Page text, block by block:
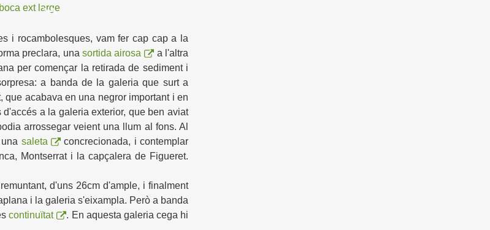
i rocambolesques, vam fer cap cap a la
preclara, una sortida airosa
a l'altra
per començar la retirada de sediment i
a banda de la galeria que surt a
que acabava en una negror important i en
a la galeria exterior, que ben aviat
arrossegar veient una llum al fons. Al
saleta
concrecionada, i contemplar
Montserrat i la capçalera de Figueret.
d'uns 26cm d'ample, i finalment
i la galeria s'eixampla. Però a banda
continuïtat
. En aquesta galeria cega hi